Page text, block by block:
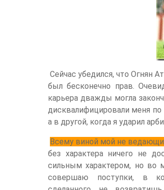
Сейчас убедился, что Огнян
был бесконечно прав.
карьера дважды могла
дисквалифицировали меня
а в другой, когда я ударил
Всему виной мой не
без характера ничего не
сильным характером, но во
совершаю поступки, в